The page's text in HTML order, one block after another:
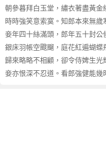
析
作
者
陳
羽
簡
介
朝參暮拜白玉堂，繡衣著盡黃金
時時強笑意索寞。知郎本來無歲
妾年四十絲滿頭，郎年五十封公
銀床羽帳空颼飀，庭花紅遍蝴蝶
歸來略略不相顧，卻令侍婢生光
妾亦恨深不忍道。看郎強健能幾